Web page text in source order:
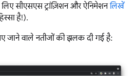
सीएसएस ट्रांज़िशन और ऐनिमेशनलिखें
है!).
जाने वाले नतीजों की झलक दी गई है: